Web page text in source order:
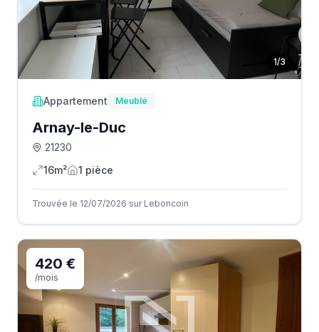
1/3
Appartement Meublé
Arnay-le-Duc
21230
16m²
1 pièce
Trouvée le 12/07/2026 sur Leboncoin
420 €
/mois